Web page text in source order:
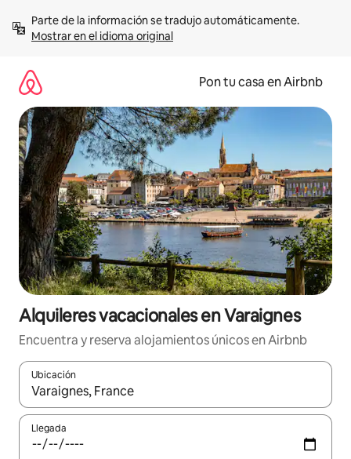
contenidoMostrar en el idioma original
Pon tu casa en Airbnb
Alquileres vacacionales en Varaignes
Encuentra y reserva alojamientos únicos en Airbnb
Ubicación
Cuando los resultados estén disponibles, navega con las
Llegada